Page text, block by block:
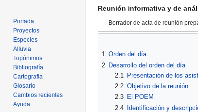
Ir
la
Ir
la
Reunión informativa y de
Borrador de acta de reunión
1 Orden del día
2 Desarrollo del orden del día
2.1
Presentación de los
2.2 Objetivo de la reunión
2.3
El POEM
2.4 Identificación y
Portada
Proyectos
Especies
Alluvia
Topónimos
Bibliografía
Cartografía
Glosario
Cambios recientes
Ayuda